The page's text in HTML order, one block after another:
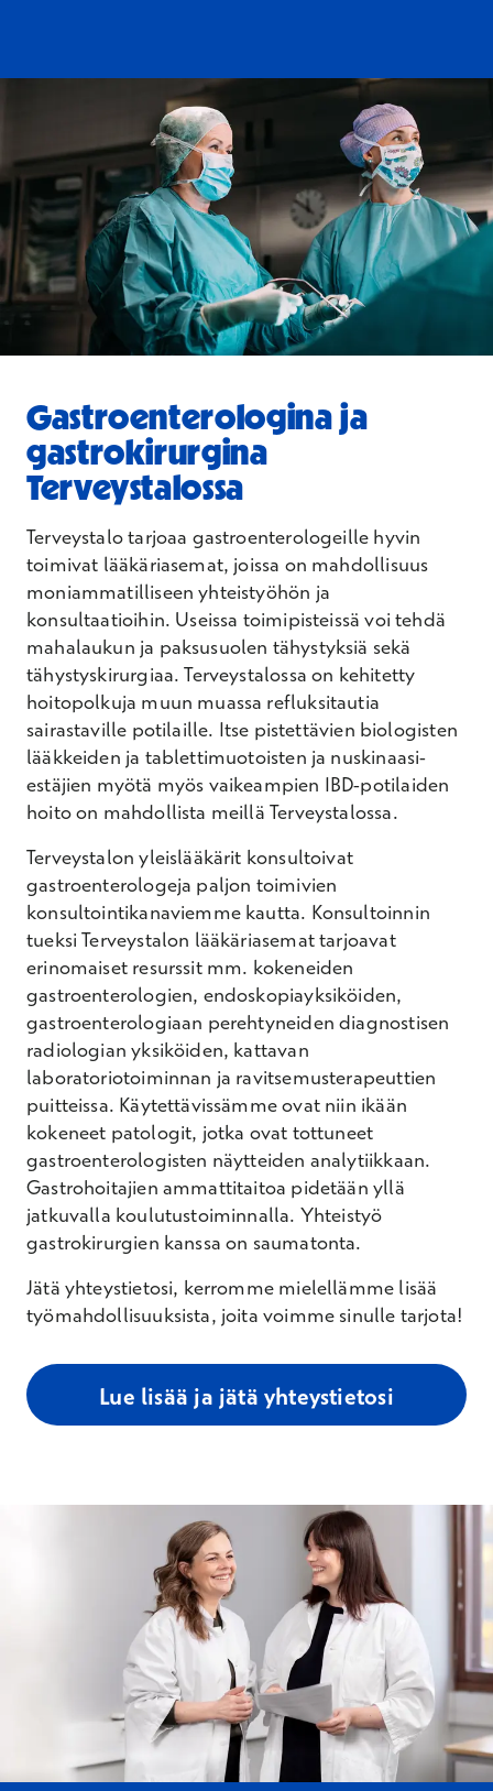
Gastroenterologina ja
gastrokirurgina
Terveystalossa
Terveystalo tarjoaa gastroenterologeille hyvin
toimivat lääkäriasemat, joissa on mahdollisuus
moniammatilliseen yhteistyöhön ja
konsultaatioihin. Useissa toimipisteissä voi tehdä
mahalaukun ja paksusuolen tähystyksiä sekä
tähystyskirurgiaa. Terveystalossa on kehitetty
hoitopolkuja muun muassa refluksitautia
sairastaville potilaille. Itse pistettävien biologisten
lääkkeiden ja tablettimuotoisten ja nuskinaasi-
estäjien myötä myös vaikeampien IBD-potilaiden
hoito on mahdollista meillä Terveystalossa.
Terveystalon yleislääkärit konsultoivat
gastroenterologeja paljon toimivien
konsultointikanaviemme kautta. Konsultoinnin
tueksi Terveystalon lääkäriasemat tarjoavat
erinomaiset resurssit mm. kokeneiden
gastroenterologien, endoskopiayksiköiden,
gastroenterologiaan perehtyneiden diagnostisen
radiologian yksiköiden, kattavan
laboratoriotoiminnan ja ravitsemusterapeuttien
puitteissa. Käytettävissämme ovat niin ikään
kokeneet patologit, jotka ovat tottuneet
gastroenterologisten näytteiden analytiikkaan.
Gastrohoitajien ammattitaitoa pidetään yllä
jatkuvalla koulutustoiminnalla. Yhteistyö
gastrokirurgien kanssa on saumatonta.
Jätä yhteystietosi, kerromme mielellämme lisää
työmahdollisuuksista, joita voimme sinulle tarjota!
Lue lisää ja jätä yhteystietosi